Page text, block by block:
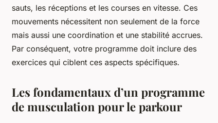
sauts, les réceptions et les courses en vitesse. Ces
mouvements nécessitent non seulement de la force
mais aussi une coordination et une stabilité accrues.
Par conséquent, votre programme doit inclure des
exercices qui ciblent ces aspects spécifiques.
Les fondamentaux d’un programme
de musculation pour le parkour